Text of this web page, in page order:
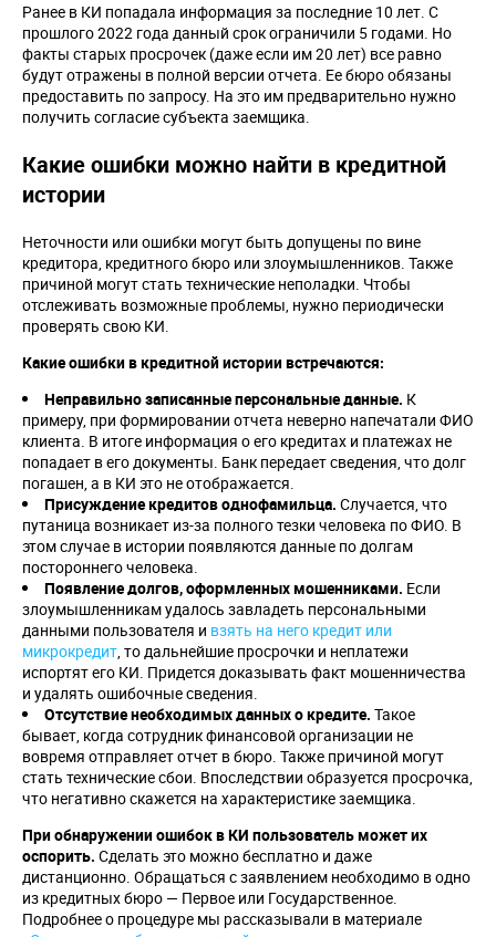
Ранее в КИ попадала информация за последние 10 лет. С
прошлого 2022 года данный срок ограничили 5 годами. Но
факты старых просрочек (даже если им 20 лет) все равно
будут отражены в полной версии отчета. Ее бюро обязаны
предоставить по запросу. На это им предварительно нужно
получить согласие субъекта заемщика.
Какие ошибки можно найти в кредитной
истории
Неточности или ошибки могут быть допущены по вине
кредитора, кредитного бюро или злоумышленников. Также
причиной могут стать технические неполадки. Чтобы
отслеживать возможные проблемы, нужно периодически
проверять свою КИ.
Какие ошибки в кредитной истории встречаются:
Неправильно записанные персональные данные. К
примеру, при формировании отчета неверно напечатали ФИО
клиента. В итоге информация о его кредитах и платежах не
попадает в его документы. Банк передает сведения, что долг
погашен, а в КИ это не отображается.
Присуждение кредитов однофамильца. Случается, что
путаница возникает из-за полного тезки человека по ФИО. В
этом случае в истории появляются данные по долгам
постороннего человека.
Появление долгов, оформленных мошенниками. Если
злоумышленникам удалось завладеть персональными
данными пользователя и взять на него кредит или
микрокредит, то дальнейшие просрочки и неплатежи
испортят его КИ. Придется доказывать факт мошенничества
и удалять ошибочные сведения.
Отсутствие необходимых данных о кредите. Такое
бывает, когда сотрудник финансовой организации не
вовремя отправляет отчет в бюро. Также причиной могут
стать технические сбои. Впоследствии образуется просрочка,
что негативно скажется на характеристике заемщика.
При обнаружении ошибок в КИ пользователь может их
оспорить. Сделать это можно бесплатно и даже
дистанционно. Обращаться с заявлением необходимо в одно
из кредитных бюро — Первое или Государственное.
Подробнее о процедуре мы рассказывали в материале